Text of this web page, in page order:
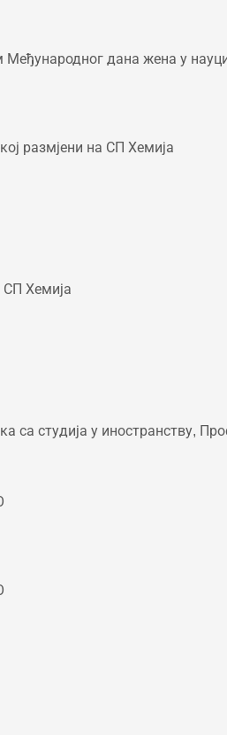
дана жена у
размјени на СП Хемија
Хемија
са студија у иностранству,